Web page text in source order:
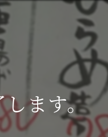
ます。